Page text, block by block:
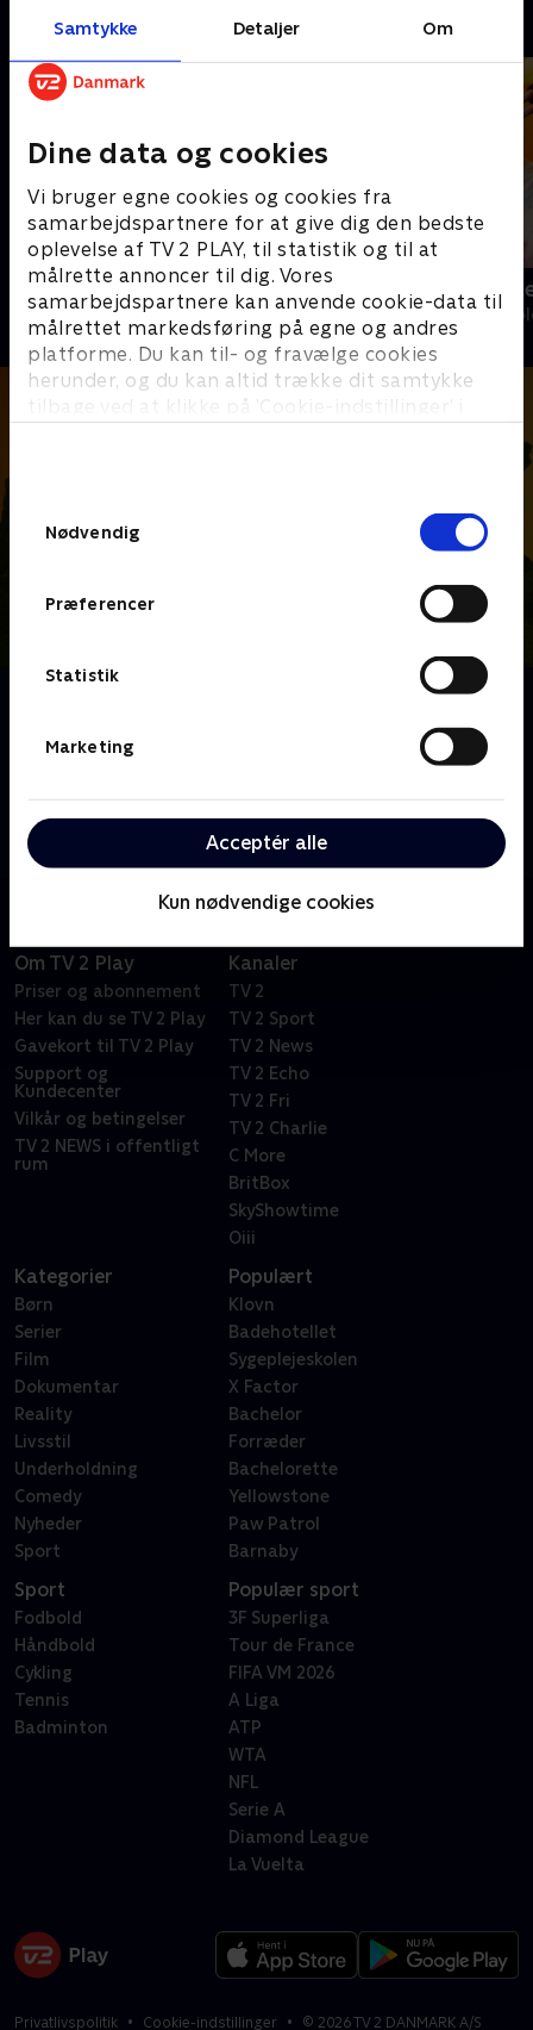
Samtykke Detaljer Om
Dine data og cookies
Vi bruger egne cookies og cookies fra
samarbejdspartnere for at give dig den bedste
oplevelse af TV 2 PLAY, til statistik og til at
målrette annoncer til dig. Vores
samarbejdspartnere kan anvende cookie-data til
målrettet markedsføring på egne og andres
platforme. Du kan til- og fravælge cookies
herunder, og du kan altid trække dit samtykke
tilbage ved at klikke på ’Cookie-indstillinger’ i
Nødvendig
Præferencer
Statistik
Marketing
Acceptér alle
Kun nødvendige cookies
Andre så også
Slikbyggerne
Børne-underholdning • 3 sæsoner
Katrine
Børne-
Hvad er lyd? Hvor kommer blæst fra? Hvad er sten
lavet af? Katrine undersøger det, og sammen med
laver vilde eksperimenter, lytter til vidunderlig musik
og leder efter svar inde i sit eget hoved.
Om TV 2 Play
Priser og abonnement
Her kan du se TV 2 Play
Gavekort til TV 2 Play
Support og
Kundecenter
Vilkår og betingelser
TV 2 NEWS i offentligt
rum
Kanaler
TV 2
TV 2 Sport
TV 2 News
TV 2 Echo
TV 2 Fri
TV 2 Charlie
C More
BritBox
SkyShowtime
Oiii
Kategorier
Børn
Serier
Film
Dokumentar
Reality
Livsstil
Underholdning
Comedy
Nyheder
Sport
Populært
Klovn
Badehotellet
Sygeplejeskolen
X Factor
Bachelor
Forræder
Bachelorette
Yellowstone
Paw Patrol
Barnaby
Sport
Fodbold
Håndbold
Cykling
Tennis
Badminton
Populær sport
3F Superliga
Tour de France
FIFA VM 2026
A Liga
ATP
WTA
NFL
Serie A
Diamond League
La Vuelta
Privatlivspolitik Cookie-indstillinger © 2026TV 2 DANMARK A/S